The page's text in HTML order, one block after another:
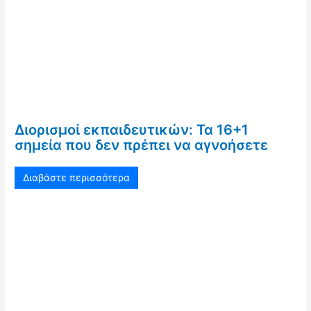
Διορισμοί εκπαιδευτικών: Τα 16+1
σημεία που δεν πρέπει να αγνοήσετε
Διαβάστε περισσότερα